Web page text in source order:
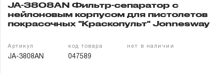
Контакты
JA-3808AN Фильтр-сепаратор с
нейлоновым корпусом для пистолетов
покрасочных "Краскопульт" Jonnesway
Артикул
JA-3808AN
код товара
047589
нет в наличии